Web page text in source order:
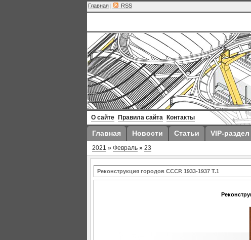
Главная | RSS
О сайте Правила сайта Контакты
Главная Новости Статьи VIP-раздел
2021 » Февраль » 23
Реконструкция городов СССР. 1933-1937 Т.1